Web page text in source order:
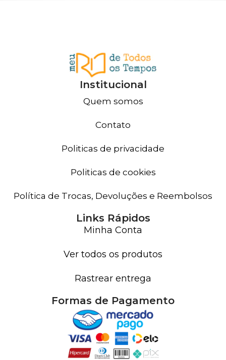
Institucional
Quem somos
Contato
Politicas de privacidade
Politicas de cookies
Política de Trocas, Devoluções e Reembolsos
Links Rápidos
Minha Conta
Ver todos os produtos
Rastrear entrega
Formas de Pagamento